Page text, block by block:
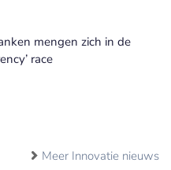
mengen zich in de
race
Meer Innovatie nieuws